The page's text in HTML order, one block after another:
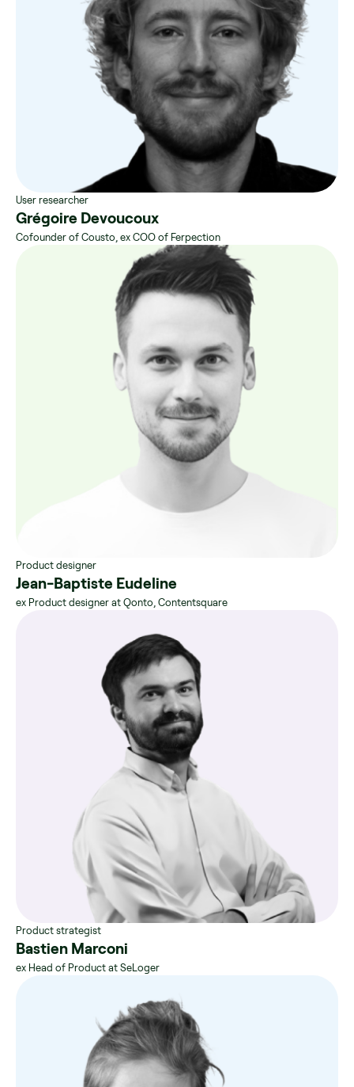
User researcher
Grégoire Devoucoux
Cofounder of Cousto, ex COO of Ferpection
Product designer
Jean-Baptiste Eudeline
ex Product designer at Qonto, Contentsquare
Product strategist
Bastien Marconi
ex Head of Product at SeLoger